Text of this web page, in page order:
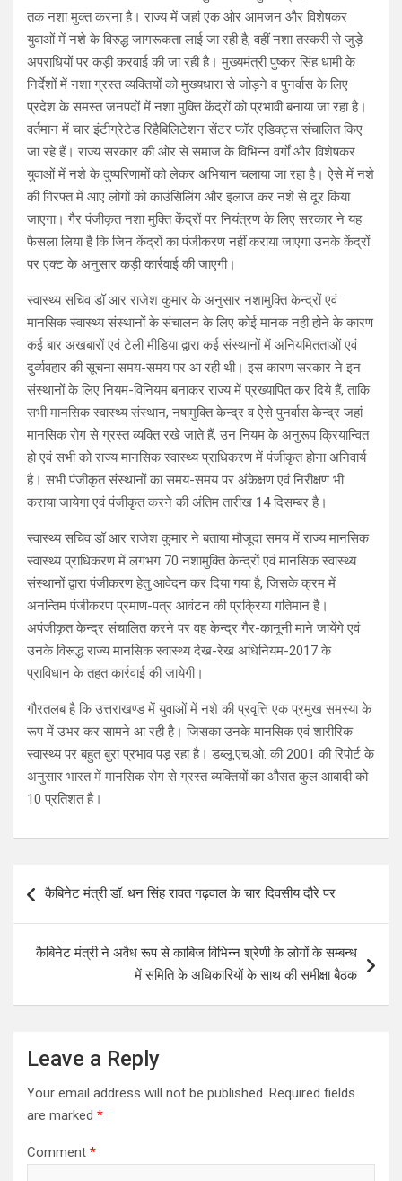
तक नशा मुक्त करना है। राज्य में जहां एक ओर आमजन और विशेषकर
युवाओं में नशे के विरुद्ध जागरूकता लाई जा रही है, वहीं नशा तस्करी से जुड़े
अपराधियों पर कड़ी करवाई की जा रही है। मुख्यमंत्री पुष्कर सिंह धामी के
निर्देशों में नशा ग्रस्त व्यक्तियों को मुख्यधारा से जोड़ने व पुनर्वास के लिए
प्रदेश के समस्त जनपदों में नशा मुक्ति केंद्रों को प्रभावी बनाया जा रहा है।
वर्तमान में चार इंटीग्रेटेड रिहैबिलिटेशन सेंटर फॉर एडिक्ट्स संचालित किए
जा रहे हैं। राज्य सरकार की ओर से समाज के विभिन्न वर्गों और विशेषकर
युवाओं में नशे के दुष्परिणामों को लेकर अभियान चलाया जा रहा है। ऐसे में नशे
की गिरफ्त में आए लोगों को काउंसिलिंग और इलाज कर नशे से दूर किया
जाएगा। गैर पंजीकृत नशा मुक्ति केंद्रों पर नियंत्रण के लिए सरकार ने यह
फैसला लिया है कि जिन केंद्रों का पंजीकरण नहीं कराया जाएगा उनके केंद्रों
पर एक्ट के अनुसार कड़ी कार्रवाई की जाएगी।
स्वास्थ्य सचिव डॉ आर राजेश कुमार के अनुसार नशामुक्ति केन्द्रों एवं
मानसिक स्वास्थ्य संस्थानों के संचालन के लिए कोई मानक नही होने के कारण
कई बार अखबारों एवं टेली मीडिया द्वारा कई संस्थानों में अनियमितताओं एवं
दुर्व्यवहार की सूचना समय-समय पर आ रही थी। इस कारण सरकार ने इन
संस्थानों के लिए नियम-विनियम बनाकर राज्य में प्रख्यापित कर दिये हैं, ताकि
सभी मानसिक स्वास्थ्य संस्थान, नषामुक्ति केन्द्र व ऐसे पुनर्वास केन्द्र जहां
मानसिक रोग से ग्रस्त व्यक्ति रखे जाते हैं, उन नियम के अनुरूप क्रियान्वित
हो एवं सभी को राज्य मानसिक स्वास्थ्य प्राधिकरण में पंजीकृत होना अनिवार्य
है। सभी पंजीकृत संस्थानों का समय-समय पर अंकेक्षण एवं निरीक्षण भी
कराया जायेगा एवं पंजीकृत करने की अंतिम तारीख 14 दिसम्बर है।
स्वास्थ्य सचिव डॉ आर राजेश कुमार ने बताया मौजूदा समय में राज्य मानसिक
स्वास्थ्य प्राधिकरण में लगभग 70 नशामुक्ति केन्द्रों एवं मानसिक स्वास्थ्य
संस्थानों द्वारा पंजीकरण हेतु आवेदन कर दिया गया है, जिसके क्रम में
अनन्तिम पंजीकरण प्रमाण-पत्र आवंटन की प्रक्रिया गतिमान है।
अपंजीकृत केन्द्र संचालित करने पर वह केन्द्र गैर-कानूनी माने जायेंगे एवं
उनके विरूद्ध राज्य मानसिक स्वास्थ्य देख-रेख अधिनियम-2017 के
प्राविधान के तहत कार्रवाई की जायेगी।
गौरतलब है कि उत्तराखण्ड में युवाओं में नशे की प्रवृत्ति एक प्रमुख समस्या के
रूप में उभर कर सामने आ रही है। जिसका उनके मानसिक एवं शारीरिक
स्वास्थ्य पर बहुत बुरा प्रभाव पड़ रहा है। डब्लू.एच.ओ. की 2001 की रिपोर्ट के
अनुसार भारत में मानसिक रोग से ग्रस्त व्यक्तियों का औसत कुल आबादी को
10 प्रतिशत है।
navigation
कैबिनेट मंत्री डॉ. धन सिंह रावत गढ़वाल के चार दिवसीय दौरे पर
कैबिनेट मंत्री ने अवैध रूप से काबिज विभिन्न श्रेणी के लोगों के सम्बन्ध
में समिति के अधिकारियों के साथ की समीक्षा बैठक
Leave a Reply
Your email address will not be published. Required fields
are marked *
Comment *